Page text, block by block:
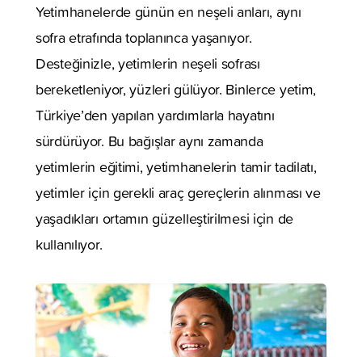
Yetimhanelerde günün en neşeli anları, aynı
sofra etrafında toplanınca yaşanıyor.
Desteğinizle, yetimlerin neşeli sofrası
bereketleniyor, yüzleri gülüyor. Binlerce yetim,
Türkiye’den yapılan yardımlarla hayatını
sürdürüyor. Bu bağışlar aynı zamanda
yetimlerin eğitimi, yetimhanelerin tamir tadilatı,
yetimler için gerekli araç gereçlerin alınması ve
yaşadıkları ortamın güzelleştirilmesi için de
kullanılıyor.